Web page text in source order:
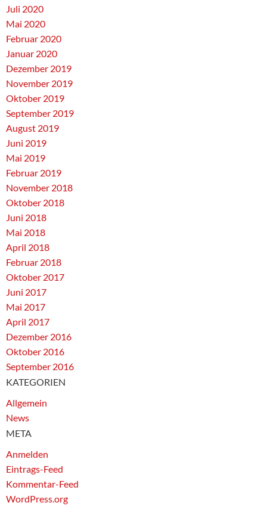
Juli 2020
Mai 2020
Februar 2020
Januar 2020
Dezember 2019
November 2019
Oktober 2019
September 2019
August 2019
Juni 2019
Mai 2019
Februar 2019
November 2018
Oktober 2018
Juni 2018
Mai 2018
April 2018
Februar 2018
Oktober 2017
Juni 2017
Mai 2017
April 2017
Dezember 2016
Oktober 2016
September 2016
KATEGORIEN
Allgemein
News
META
Anmelden
Eintrags-Feed
Kommentar-Feed
WordPress.org